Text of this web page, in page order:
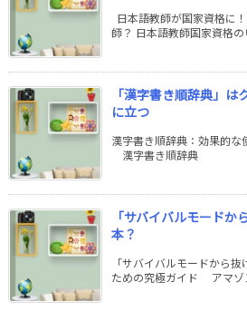
日本語教師が国家資格に
師？ 日本語教師国家資格の
「漢字書き順辞典」
に立つ
漢字書き順辞典：効果的
漢字書き順辞典
「サバイバルモード
本？
「サバイバルモードから
ための究極ガイド アマゾ